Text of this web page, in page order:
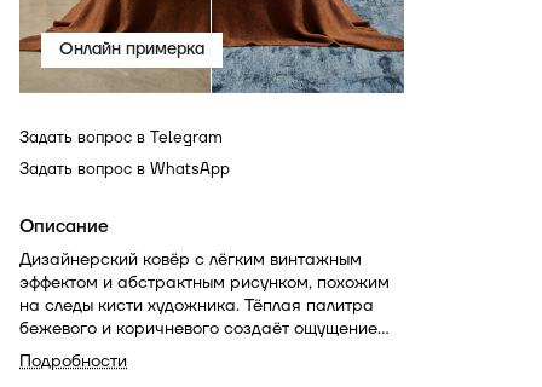
Онлайн примерка
Задать вопрос в Telegram
Задать вопрос в WhatsApp
Описание
Дизайнерский ковёр с лёгким винтажным
эффектом и абстрактным рисунком, похожим
на следы кисти художника. Тёплая палитра
бежевого и коричневого создаёт ощущение
уюта и благородной роскоши. Идеален для
современных интерьеров в спокойных тонах.
Подробности